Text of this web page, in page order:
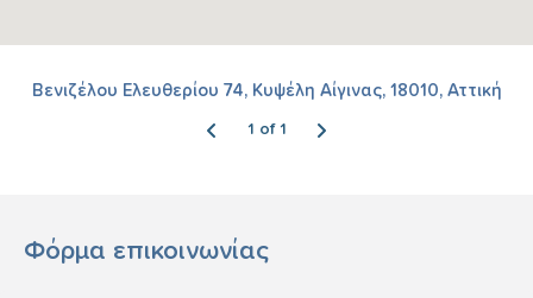
Βενιζέλου Ελευθερίου 74, Κυψέλη Αίγινας, 18010, Αττική
1 of 1
Φόρμα επικοινωνίας